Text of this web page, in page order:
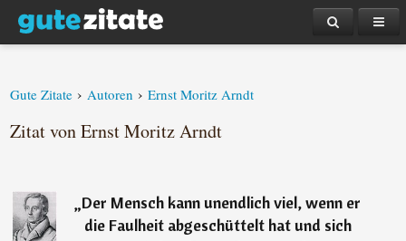
Gute Zitate › Autoren › Ernst Moritz Arndt
Zitat von Ernst Moritz Arndt
„Der Mensch kann unendlich viel, wenn er
die Faulheit abgeschüttelt hat und sich